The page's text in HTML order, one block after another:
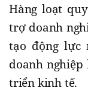
Hàng loạt
trợ doanh
tạo động lực
doanh
triển kinh tế.